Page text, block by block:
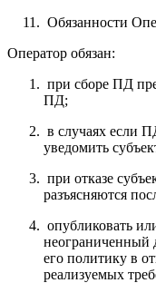
Обязанности
Оператор обязан:
при сборе ПД
ПД;
в случаях если
уведомить
при отказе
разъясняются
опубликовать
неограниченный
его политику в
реализуемых